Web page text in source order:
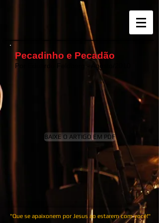
Pecadinho e Pecadão
Por Eduardo Feldberg - Agosto/2010
BAIXE O ARTIGO EM PDF
"Que se apaixonem por Jesus ao estarem com você!"